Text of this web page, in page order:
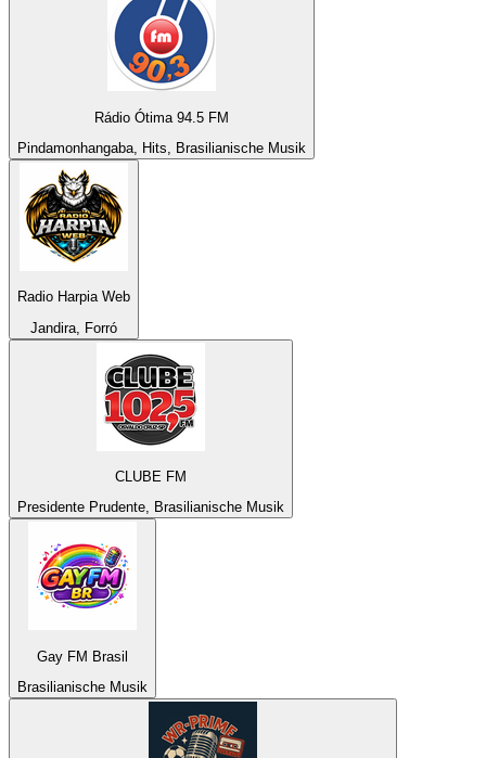
Rádio Ótima 94.5 FM
Pindamonhangaba, Hits, Brasilianische Musik
Radio Harpia Web
Jandira, Forró
CLUBE FM
Presidente Prudente, Brasilianische Musik
Gay FM Brasil
Brasilianische Musik